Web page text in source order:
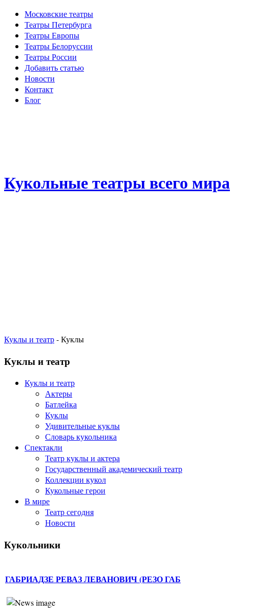
Московские театры
Театры Петербурга
Театры Европы
Театры Белоруссии
Театры России
Добавить статью
Новости
Контакт
Блог
Кукольные театры всего мира
Куклы и театр- Куклы
Куклы и театр
Куклы и театр
Актеры
Батлейка
Куклы
Удивительные куклы
Словарь кукольника
Спектакли
Театр куклы и актера
Государственный академический театр
Коллекции кукол
Кукольные герои
В мире
Театр сегодня
Новости
Кукольники
ГАБРИАДЗЕ РЕВАЗ ЛЕВАНОВИЧ (РЕЗО ГАБ